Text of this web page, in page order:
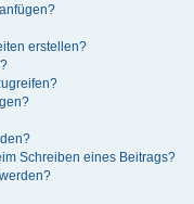
erstellen?
Schreiben eines Beitrags?